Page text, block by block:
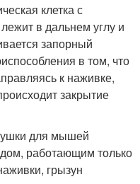
клетка с
в дальнем углу и
запорный
в том, что
к наживке,
закрытие
для мышей
работающим только
грызун